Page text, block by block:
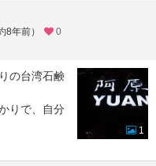
年前）
0
の台湾石鹸
りで、自分
1